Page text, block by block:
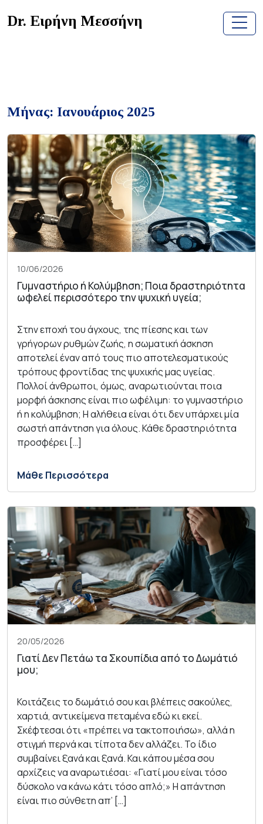
toDr. Ειρήνη Μεσσήνη
Μήνας: Ιανουάριος 2025
10/06/2026
Γυμναστήριο ή Κολύμβηση; Ποια δραστηριότητα
ωφελεί περισσότερο την ψυχική υγεία;
Στην εποχή του άγχους, της πίεσης και των
γρήγορων ρυθμών ζωής, η σωματική άσκηση
αποτελεί έναν από τους πιο αποτελεσματικούς
τρόπους φροντίδας της ψυχικής μας υγείας.
Πολλοί άνθρωποι, όμως, αναρωτιούνται ποια
μορφή άσκησης είναι πιο ωφέλιμη: το γυμναστήριο
ή η κολύμβηση; Η αλήθεια είναι ότι δεν υπάρχει μία
σωστή απάντηση για όλους. Κάθε δραστηριότητα
προσφέρει […]
Μάθε Περισσότερα
20/05/2026
Γιατί Δεν Πετάω τα Σκουπίδια από το Δωμάτιό
μου;
Κοιτάζεις το δωμάτιό σου και βλέπεις σακούλες,
χαρτιά, αντικείμενα πεταμένα εδώ κι εκεί.
Σκέφτεσαι ότι «πρέπει να τακτοποιήσω», αλλά η
στιγμή περνά και τίποτα δεν αλλάζει. Το ίδιο
συμβαίνει ξανά και ξανά. Και κάπου μέσα σου
αρχίζεις να αναρωτιέσαι: «Γιατί μου είναι τόσο
δύσκολο να κάνω κάτι τόσο απλό;» Η απάντηση
είναι πιο σύνθετη απ’ […]